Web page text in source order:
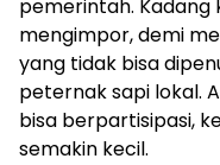
pemerintah.
mengimpor, demi
yang tidak bisa
peternak sapi lokal.
bisa berpartisipasi,
semakin kecil.